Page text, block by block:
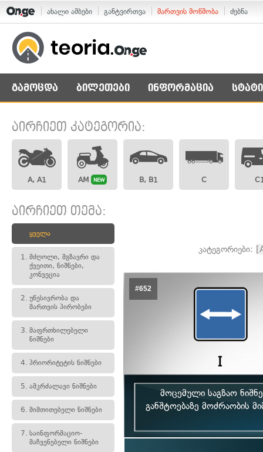
ახალი ამბები განტვირთვა მართვის მოწმობა ძებნა
გამოცდა ბილეთები ინფორმაცია
აირჩიეთ კატეგორია:
A, A1 AM NEW B, B1 C
აირჩიეთ თემა:
ყველა
1. მძღოლი, მგზავრი და
ქვეითი, ნიშნები,
კონვეცია
2. უწესივრობა და
მართვის პირობები
3. მაფრთხილებელი
ნიშნები
4. პრიორიტეტის ნიშნები
5. ამკრძალავი ნიშნები
6. მიმთითებელი ნიშნები
7. საინფორმაციო-
მაჩვენებელი ნიშნები
კატეგორიები:
#652
მოცემული საგზაო
განშტოებაზე მოძრაობის